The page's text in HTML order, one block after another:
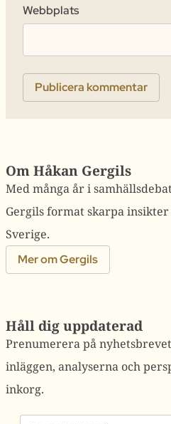
Webbplats
Om Håkan Gergils
Med många år i
Gergils format skarpa
Sverige.
Mer om Gergils
Håll dig uppdaterad
Prenumerera på
inläggen, analyserna och
inkorg.